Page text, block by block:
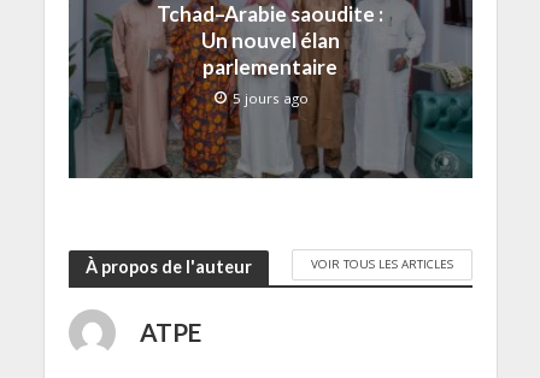
Tchad–Arabie saoudite :
Un nouvel élan
parlementaire
5 jours ago
À propos de l'auteur VOIR TOUS LES ARTICLES
ATPE